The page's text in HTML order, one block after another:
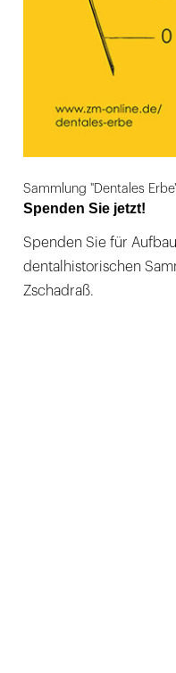
Sammlung "Dentales
Spenden Sie jetzt!
Spenden Sie für
dentalhistorischen
Zschadraß.